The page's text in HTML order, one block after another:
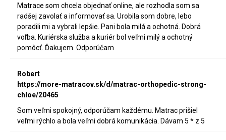
Matrace som chcela objednať online, ale rozhodla som sa
radšej zavolať a informovať sa. Urobila som dobre, lebo
poradili mi a vybrali lepšie. Pani bola milá a ochotná. Dobrá
voľba. Kuriérska služba a kuriér bol veľmi milý a ochotný
pomôcť. Ďakujem. Odporúčam
Robert
https://more-matracov.sk/d/matrac-orthopedic-strong-
chloe/20465
Som veľmi spokojný, odporúčam každému. Matrac prišiel
veľmi rýchlo a bola veľmi dobrá komunikácia. Dávam 5 * z 5